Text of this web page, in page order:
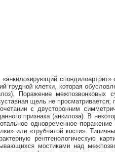
клетки, которая
Поражение межпозвонковых
щель не
с двусторонним
признака (анкилоза). В
одновременное
или «трубчатой кости».
рентгенологическую
мостиками над